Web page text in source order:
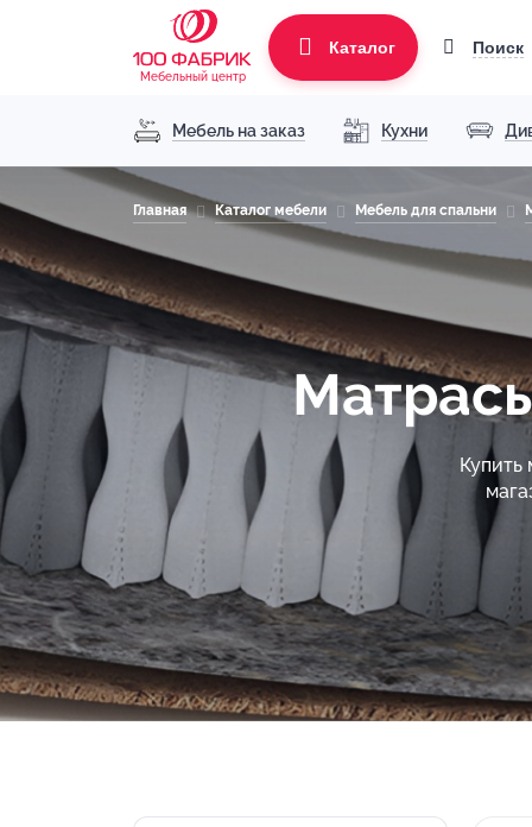
Мебельный центр
Каталог Поиск
Мебель на заказ Кухни
Главная Каталог мебели Мебель для спальни